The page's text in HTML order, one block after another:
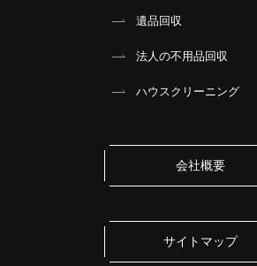
遺品回収
法人の不用品回収
ハウスクリーニング
会社概要
サイトマップ